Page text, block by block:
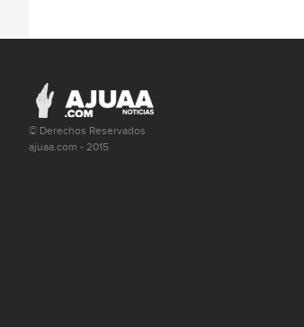
© Derechos Reservados
ajuaa.com - 2015